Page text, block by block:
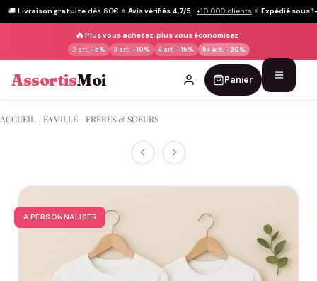
🚚 Livraison gratuite dès 60€|⭐ Avis vérifiés 4,7/5 · +10 000 clients|⚡ Expédié sous
🔥Plus vous achetez, plus vous économisez :
2 art. -5% 3 art. -10% 4 art. -15% 5+ art. -20%
AssortisMoi Panier
au
ACCUEIL FAMILLE FRÈRES & SOEURS
A PERSONNALISER